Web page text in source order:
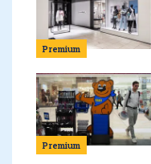
Premium
Premium